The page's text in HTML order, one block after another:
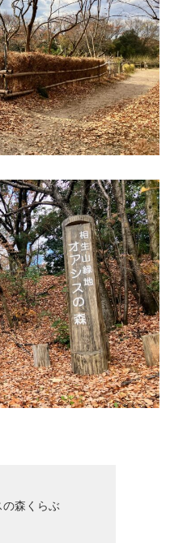
森くらぶ